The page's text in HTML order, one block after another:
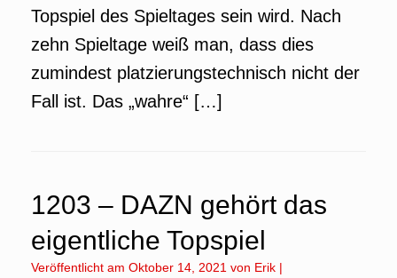
Topspiel des Spieltages sein wird. Nach
zehn Spieltage weiß man, dass dies
zumindest platzierungstechnisch nicht der
Fall ist. Das „wahre“ […]
1203 – DAZN gehört das
eigentliche Topspiel
Veröffentlicht am Oktober 14, 2021 von Erik |